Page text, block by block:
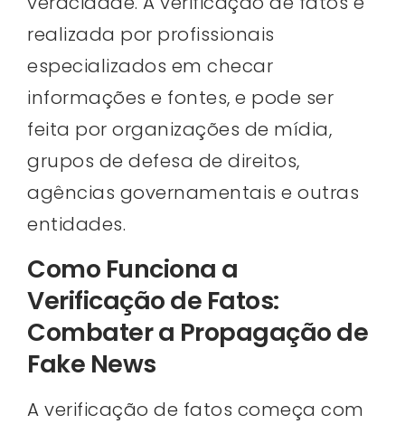
realizada por profissionais
especializados em checar
informações e fontes, e pode ser
feita por organizações de mídia,
grupos de defesa de direitos,
agências governamentais e outras
entidades.
Como Funciona a
Verificação de Fatos:
Combater a Propagação de
Fake News
A verificação de fatos começa com